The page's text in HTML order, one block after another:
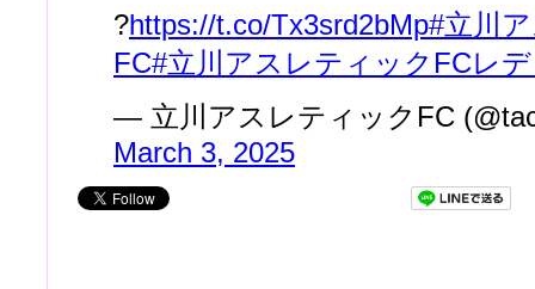
?https://t.co/Tx3srd2bMp#立川
FC#立川アスレティックFCレ
— 立川アスレティックFC
March 3, 2025